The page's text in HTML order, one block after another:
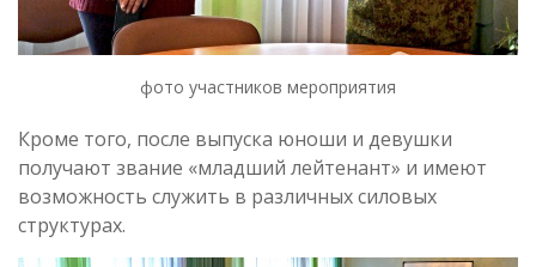
фото участников мероприятия
Кроме того, после выпуска юноши и девушки
получают звание «младший лейтенант» и имеют
возможность служить в различных силовых
структурах.